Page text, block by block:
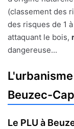
(classement des
des risques de 1
attaquant le bois,
dangereuse...
Beuzec-
Le PLU à